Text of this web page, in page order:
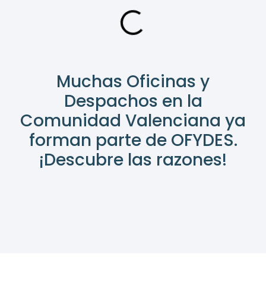
Muchas Oficinas y
Despachos en la
Comunidad Valenciana ya
forman parte de OFYDES.
¡Descubre las razones!